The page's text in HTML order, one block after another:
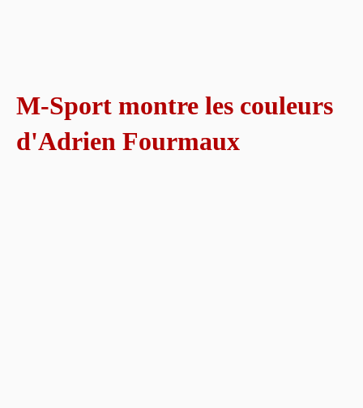
M-Sport montre les couleurs
d'Adrien Fourmaux